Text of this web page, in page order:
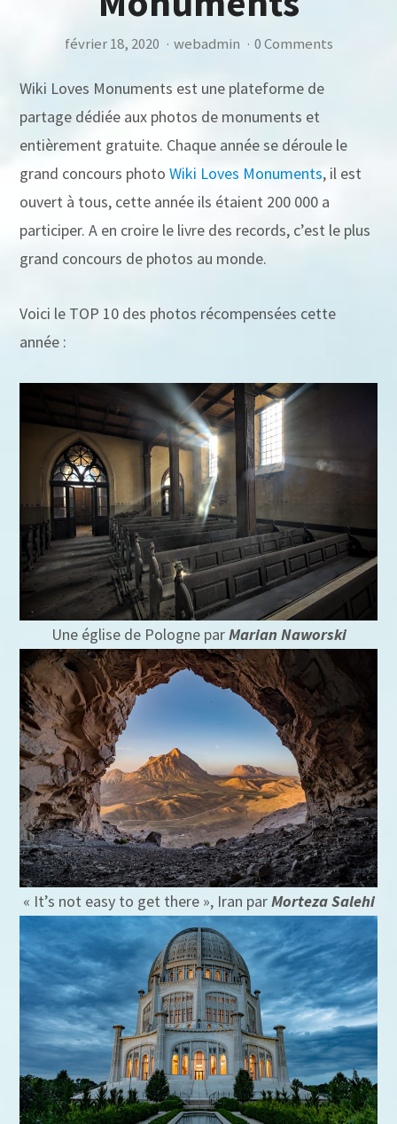
février 18, 2020 · webadmin · 0 Comments
Wiki Loves Monuments est une plateforme de
partage dédiée aux photos de monuments et
entièrement gratuite. Chaque année se déroule le
grand concours photoWiki Loves Monuments, il est
ouvert à tous, cette année ils étaient 200 000 a
participer. A en croire le livre des records, c’est le plus
grand concours de photos au monde.
Voici le TOP 10 des photos récompensées cette
année :
Une église de Pologne parMarian Naworski
« It’s not easy to get there », Iran parMorteza Salehi